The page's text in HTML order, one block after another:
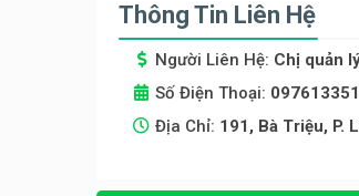
Thông Tin Liên Hệ
Người Liên Hệ: Chị quản
Số Điện Thoại:
Địa Chỉ: 191, Bà Triệu, P.